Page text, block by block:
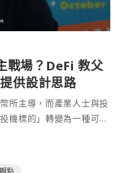
戰場？DeFi 教父
供設計思路
所主導，而產業人士與投
機標的」轉變為一種可被
因為迷因幣的蓬勃發展
能夠轉向 Fantom 生態